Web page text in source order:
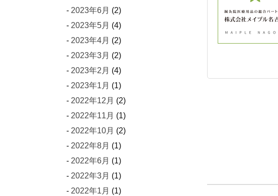
2023年6月 (2)
2023年5月 (4)
2023年4月 (2)
2023年3月 (2)
2023年2月 (4)
2023年1月 (1)
2022年12月 (2)
2022年11月 (1)
2022年10月 (2)
2022年8月 (1)
2022年6月 (1)
2022年3月 (1)
2022年1月 (1)